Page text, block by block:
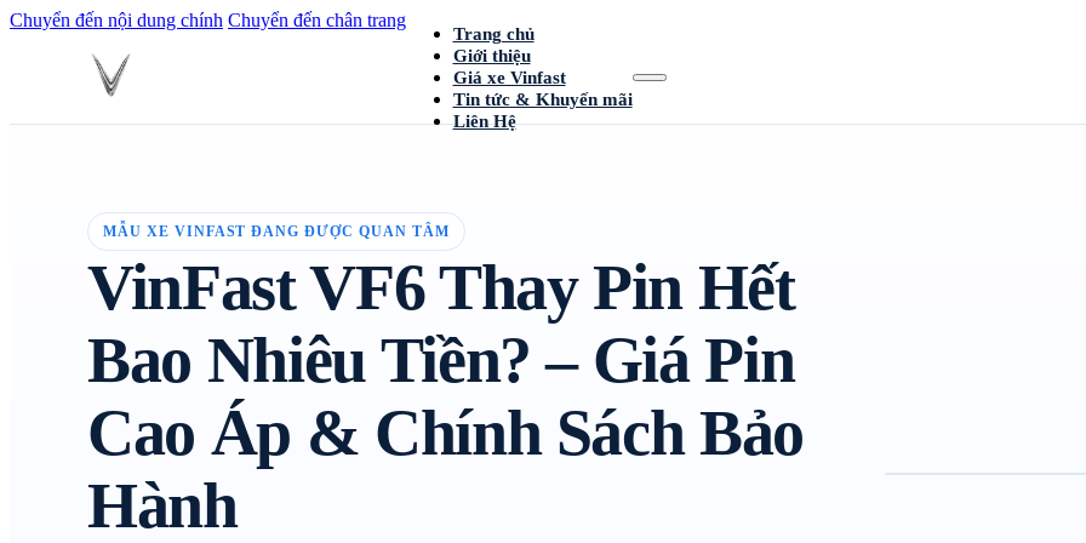
Chuyển đến nội dung chính Chuyển đến chân trang
Trang chủ
Giới thiệu
Giá xe Vinfast
Tin tức & Khuyến mãi
Liên Hệ
MẪU XE VINFAST ĐANG ĐƯỢC QUAN TÂM
VinFast VF6 Thay Pin Hết
Bao Nhiêu Tiền? – Giá Pin
Cao Áp & Chính Sách Bảo
Hành